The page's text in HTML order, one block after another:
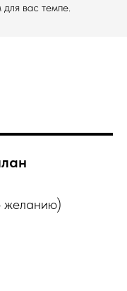
вас темпе.
желанию)